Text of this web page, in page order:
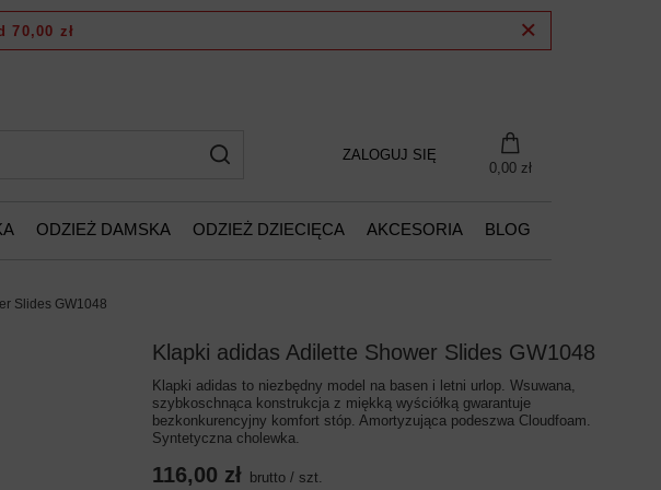
70,00 zł
ZALOGUJ SIĘ
0,00 zł
ODZIEŻ DAMSKA ODZIEŻ DZIECIĘCA AKCESORIA BLOG
Slides GW1048
Klapki adidas Adilette Shower Slides GW1048
Klapki adidas to niezbędny model na basen i letni urlop. Wsuwana,
szybkoschnąca konstrukcja z miękką wyściółką gwarantuje
bezkonkurencyjny komfort stóp. Amortyzująca podeszwa Cloudfoam.
Syntetyczna cholewka.
116,00 zł brutto /szt.